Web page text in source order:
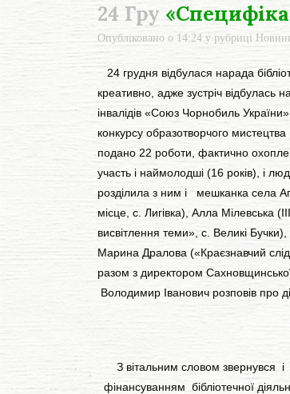
24 Гру«Специфіка
Опубліковано о 14:24 у рубриці
24 грудня відбулася нарада
креативно, адже зустріч
інвалідів «Союз Чорнобиль
конкурсу образотворчого
подано 22 роботи, фактично
участь і наймолодші (16 років), і
розділила з ним і мешканка села
місце, с. Лигівка), Алла Мілевська
висвітлення теми», с. Великі
Марина Дралова («Краєзнавчий
разом з директором
Володимир Іванович розповів про
З вітальним словом звернувся і
фінансуванням бібліотечної